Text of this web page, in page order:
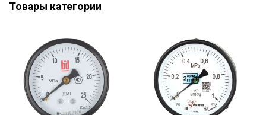
Товары категории